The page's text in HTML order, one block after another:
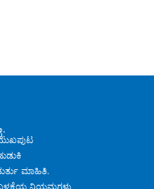
ಮಾಹಿತಿ.
ನಿಯಮಗಳು